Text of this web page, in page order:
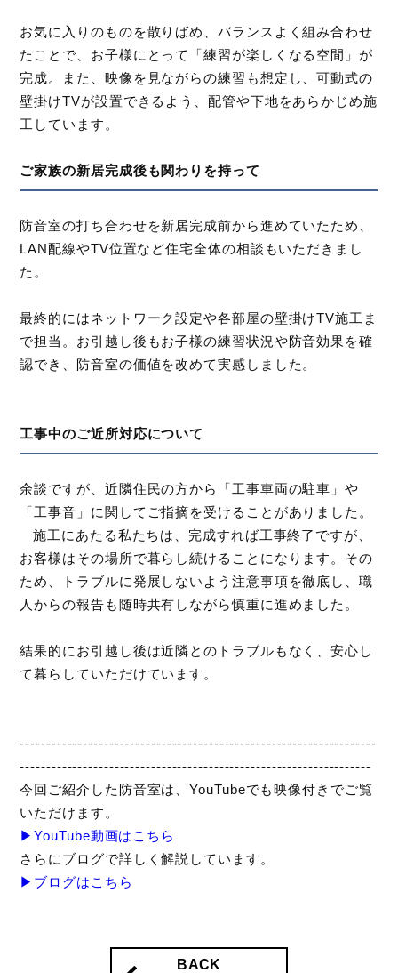
お気に入りのものを散りばめ、バランスよく組み合わせ
たことで、お子様にとって「練習が楽しくなる空間」が
完成。また、映像を見ながらの練習も想定し、可動式の
壁掛けTVが設置できるよう、配管や下地をあらかじめ施
工しています。
ご家族の新居完成後も関わりを持って
防音室の打ち合わせを新居完成前から進めていたため、
LAN配線やTV位置など住宅全体の相談もいただきまし
た。
最終的にはネットワーク設定や各部屋の壁掛けTV施工ま
で担当。お引越し後もお子様の練習状況や防音効果を確
認でき、防音室の価値を改めて実感しました。
工事中のご近所対応について
余談ですが、近隣住民の方から「工事車両の駐車」や
「工事音」に関してご指摘を受けることがありました。
施工にあたる私たちは、完成すれば工事終了ですが、
お客様はその場所で暮らし続けることになります。その
ため、トラブルに発展しないよう注意事項を徹底し、職
人からの報告も随時共有しながら慎重に進めました。
結果的にお引越し後は近隣とのトラブルもなく、安心し
て暮らしていただけています。
--------------------------------------------------------------------
-------------------------------------------------------------------
今回ご紹介した防音室は、YouTubeでも映像付きでご覧
いただけます。
▶︎YouTube動画はこちら
さらにブログで詳しく解説しています。
▶︎ブログはこちら
BACK